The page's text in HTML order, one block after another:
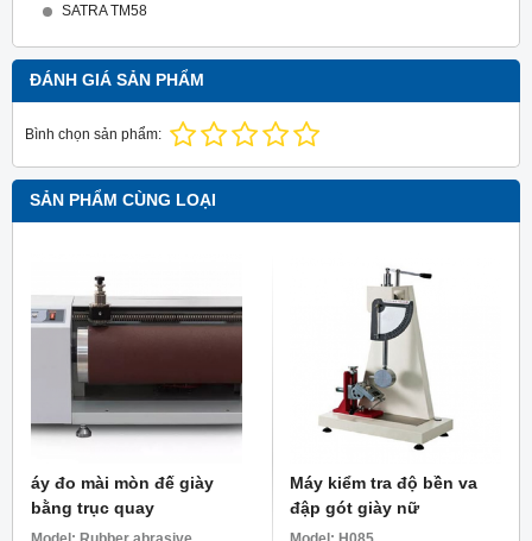
SATRA TM58
ĐÁNH GIÁ SẢN PHẨM
Bình chọn sản phẩm:
SẢN PHẨM CÙNG LOẠI
áy đo mài mòn đế giày
bằng trục quay
Máy kiểm tra độ bền va
đập gót giày nữ